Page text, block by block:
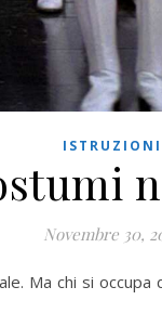
ISTRUZIONI
Novembre 30,
Ma chi si